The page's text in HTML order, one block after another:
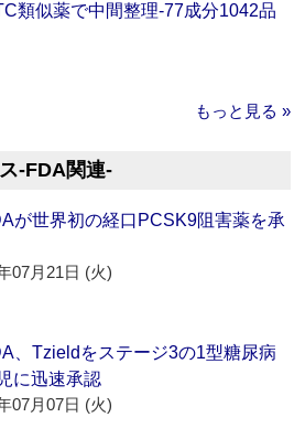
類似薬で中間整理‐77成分1042品
もっと見る »
‐FDA関連‐
が世界初の経口PCSK9阻害薬を承
07月21日 (火)
、Tzieldをステージ3の1型糖尿病
に迅速承認
07月07日 (火)